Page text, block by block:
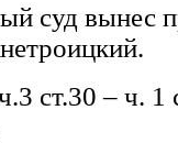
суд вынес
ст.30 – ч.